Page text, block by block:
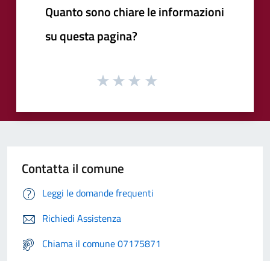
Quanto sono chiare le informazioni
su questa pagina?
Contatta il comune
Leggi le domande frequenti
Richiedi Assistenza
Chiama il comune 07175871